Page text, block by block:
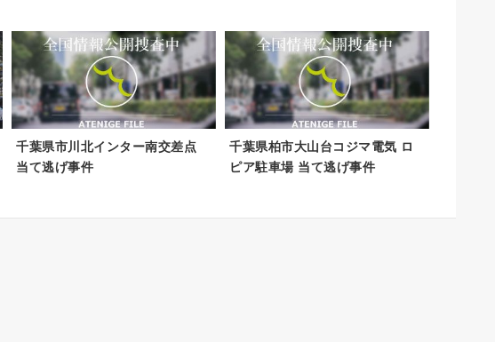
千葉県市川北インター南交差点
当て逃げ事件
千葉県柏市大山台コジマ電気 ロ
ピア駐車場 当て逃げ事件